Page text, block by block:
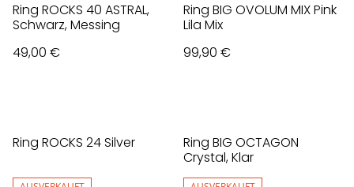
Ring ROCKS 40 ASTRAL,
Schwarz, Messing
49,00 €
Ring BIG OVOLUM MIX Pink
Lila Mix
99,90 €
Ring ROCKS 24 Silver
Ring BIG OCTAGON
Crystal, Klar